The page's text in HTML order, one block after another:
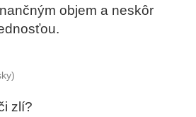
objem a neskôr
zlí?